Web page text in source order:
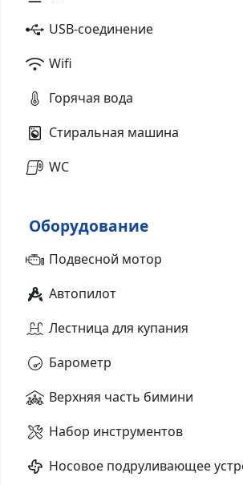
USB-соединение
Wifi
Горячая вода
Стиральная машина
WC
Оборудование
Подвесной мотор
Автопилот
Лестница для купания
Барометр
Верхняя часть бимини
Набор инструментов
Носовое подруливающее